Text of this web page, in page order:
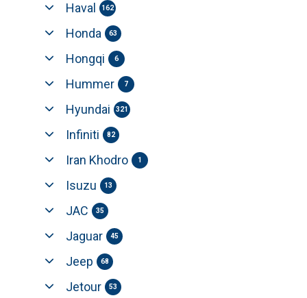
Haval 162
Honda 63
Hongqi 6
Hummer 7
Hyundai 321
Infiniti 82
Iran Khodro 1
Isuzu 13
JAC 35
Jaguar 45
Jeep 68
Jetour 53